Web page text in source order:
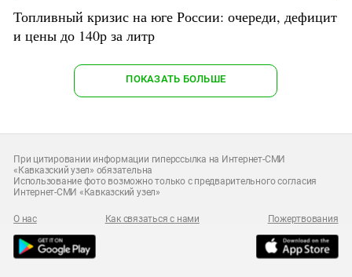
Топливный кризис на юге России: очереди, дефицит
и цены до 140р за литр
ПОКАЗАТЬ БОЛЬШЕ
При цитировании информации гиперссылка на Интернет-СМИ
«Кавказский узел» обязательна
Использование фото возможно только с предварительного согласия
Интернет-СМИ «Кавказский узел»
О нас Как связаться с нами Пожертвования